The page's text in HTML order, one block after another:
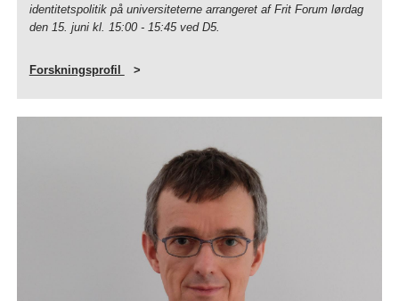
identitetspolitik på universiteterne arrangeret af Frit Forum lørdag
den 15. juni kl. 15:00 - 15:45 ved D5.
Forskningsprofil